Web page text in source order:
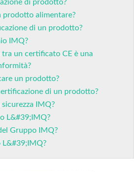
di prodotto?
prodotto alimentare?
di un prodotto?
IMQ?
un certificato CE è una
un prodotto?
di un prodotto?
IMQ?
L&#39;IMQ?
Gruppo IMQ?
L&#39;IMQ?